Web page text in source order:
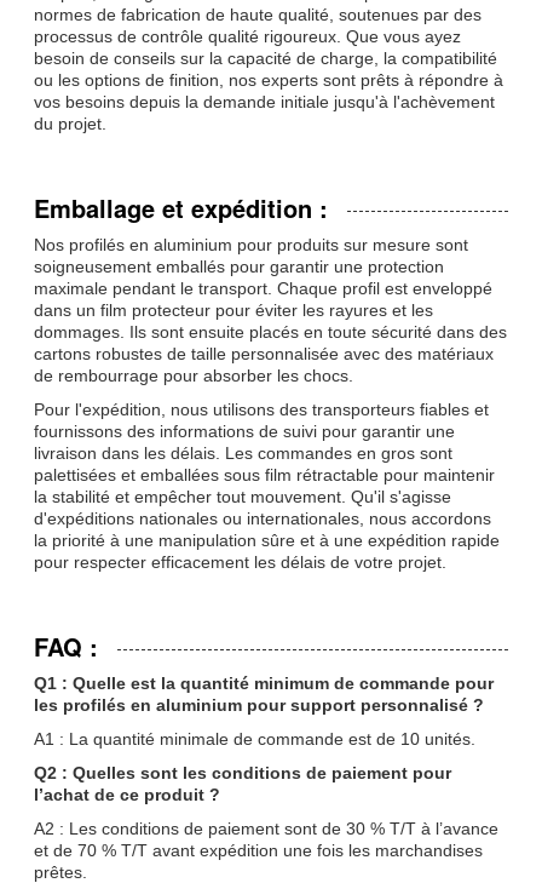
normes de fabrication de haute qualité, soutenues par des
processus de contrôle qualité rigoureux. Que vous ayez
besoin de conseils sur la capacité de charge, la compatibilité
ou les options de finition, nos experts sont prêts à répondre à
vos besoins depuis la demande initiale jusqu'à l'achèvement
du projet.
Emballage et expédition :
Nos profilés en aluminium pour produits sur mesure sont
soigneusement emballés pour garantir une protection
maximale pendant le transport. Chaque profil est enveloppé
dans un film protecteur pour éviter les rayures et les
dommages. Ils sont ensuite placés en toute sécurité dans des
cartons robustes de taille personnalisée avec des matériaux
de rembourrage pour absorber les chocs.
Pour l'expédition, nous utilisons des transporteurs fiables et
fournissons des informations de suivi pour garantir une
livraison dans les délais. Les commandes en gros sont
palettisées et emballées sous film rétractable pour maintenir
la stabilité et empêcher tout mouvement. Qu'il s'agisse
d'expéditions nationales ou internationales, nous accordons
la priorité à une manipulation sûre et à une expédition rapide
pour respecter efficacement les délais de votre projet.
FAQ :
Q1 : Quelle est la quantité minimum de commande pour
les profilés en aluminium pour support personnalisé ?
A1 : La quantité minimale de commande est de 10 unités.
Q2 : Quelles sont les conditions de paiement pour
l’achat de ce produit ?
A2 : Les conditions de paiement sont de 30 % T/T à l’avance
et de 70 % T/T avant expédition une fois les marchandises
prêtes.